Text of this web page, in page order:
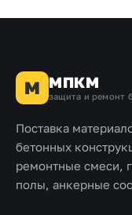
М МПКМ
защита и ремонт
Поставка
бетонных
ремонтные смеси,
полы, анкерные